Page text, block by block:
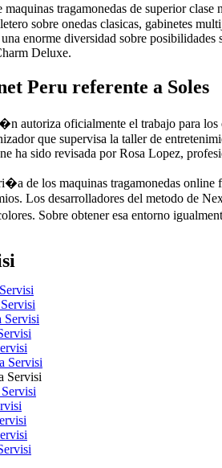
maquinas tragamonedas de superior
sobre onedas clasicas, gabinetes
enorme diversidad sobre
Deluxe.
Peru referente a Soles
autoriza oficialmente el trabajo para los
que supervisa la taller de
ha sido revisada por Rosa Lopez,
de los maquinas tragamonedas
Los desarrolladores del metodo de
Sobre obtener esa entorno
Servisi
Servisi
Servisi